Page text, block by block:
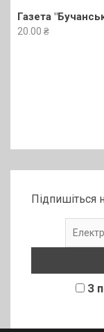
Газета
20.00 ₴
Підпишіться
З